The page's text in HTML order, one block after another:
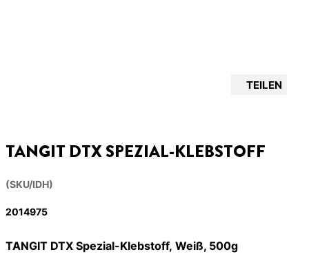
TEILEN
TANGIT DTX SPEZIAL-KLEBSTOFF
(SKU/IDH)
2014975
TANGIT DTX Spezial-Klebstoff, Weiß, 500g